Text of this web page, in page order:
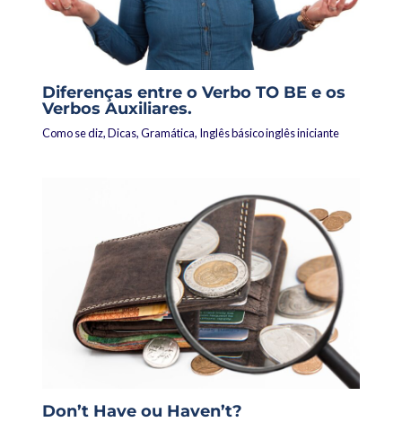
Diferenças entre o Verbo TO BE e os
Verbos Auxiliares.
Como se diz,Dicas,Gramática, Inglês básico inglês iniciante
Don’t Have ou Haven’t?